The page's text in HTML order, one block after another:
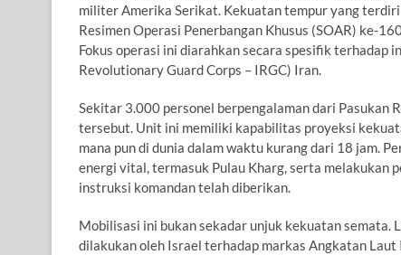
militer Amerika Serikat. Kekuatan tempur yang
Resimen Operasi Penerbangan Khusus (SOAR) ke-
Fokus operasi ini diarahkan secara spesifik terhadap
Revolutionary Guard Corps – IRGC) Iran.
Sekitar 3.000 personel berpengalaman dari Pasukan
tersebut. Unit ini memiliki kapabilitas proyeksi
mana pun di dunia dalam waktu kurang dari 18 jam.
energi vital, termasuk Pulau Kharg, serta melakukan
instruksi komandan telah diberikan.
Mobilisasi ini bukan sekadar unjuk kekuatan semata.
dilakukan oleh Israel terhadap markas Angkatan